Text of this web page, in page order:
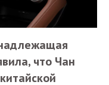
что Чан